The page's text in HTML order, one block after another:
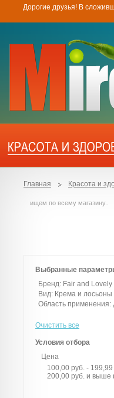
Дорогие друзья! В
Главная Красота и
Выбранные
Бренд: Fair and Lovely
Вид: Крема и лосьоны
Область применения:
Очистить все
Условия отбора
Цена
100,00 руб. - 199,99
200,00 руб. и выше